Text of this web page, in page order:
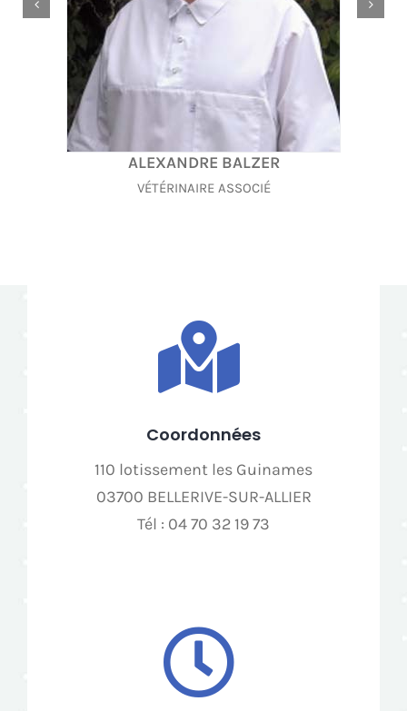
ALEXANDRE BALZER
VÉTÉRINAIRE ASSOCIÉ
Coordonnées
110 lotissement les Guinames
03700 BELLERIVE-SUR-ALLIER
Tél : 04 70 32 19 73